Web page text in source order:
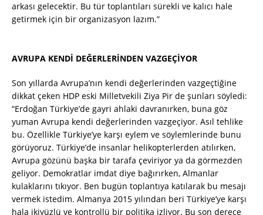
arkası gelecektir. Bu tür toplantıları sürekli ve kalıcı hale
getirmek için bir organizasyon lazım.”
AVRUPA KENDİ DEĞERLERİNDEN VAZGEÇİYOR
Son yıllarda Avrupa’nın kendi değerlerinden vazgeçtiğine
dikkat çeken HDP eski Milletvekili Ziya Pir de şunları söyledi:
“Erdoğan Türkiye’de gayri ahlaki davranırken, buna göz
yuman Avrupa kendi değerlerinden vazgeçiyor. Asıl tehlike
bu. Özellikle Türkiye’ye karşı eylem ve söylemlerinde bunu
görüyoruz. Türkiye’de insanlar helikopterlerden atılırken,
Avrupa gözünü başka bir tarafa çeviriyor ya da görmezden
geliyor. Demokratlar imdat diye bağırırken, Almanlar
kulaklarını tıkıyor. Ben bugün toplantıya katılarak bu mesajı
vermek istedim. Almanya 2015 yılından beri Türkiye’ye karşı
hala ikiyüzlü ve kontrollü bir politika izliyor. Bu son derece